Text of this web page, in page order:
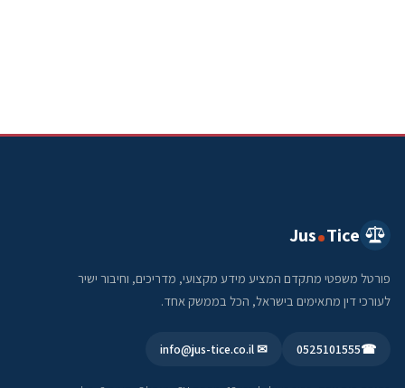
Jus Tice
פורטל משפטי מתקדם המציע מידע מקצועי, מדריכים, וחיבור ישיר
לעורכי דין מתאימים בישראל, הכל בממשק אחד.
☎
0525101555
✉ info@jus-tice.co.il